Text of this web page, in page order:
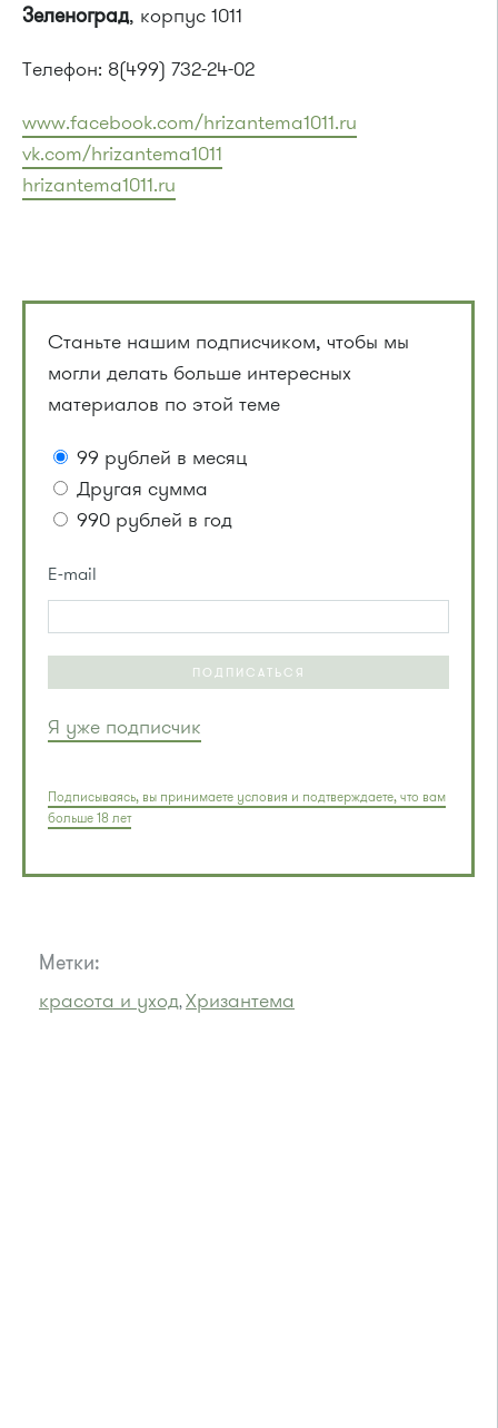
Зеленоград, корпус 1011
Телефон: 8(499) 732-24-02
www.facebook.com/hrizantema1011.ru
vk.com/hrizantema1011
hrizantema1011.ru
Станьте нашим подписчиком, чтобы мы
могли делать больше интересных
материалов по этой теме
99 рублей в месяц
Другая сумма
990 рублей в год
E-mail
ПОДПИСАТЬСЯ
Я уже подписчик
Подписываясь, вы принимаете условия и подтверждаете, что вам
больше 18 лет
Метки:
красота и уход,Хризантема